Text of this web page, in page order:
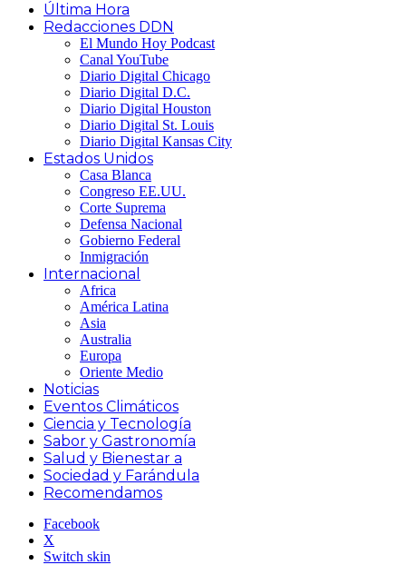
Última Hora
Redacciones DDN
El Mundo Hoy Podcast
Canal YouTube
Diario Digital Chicago
Diario Digital D.C.
Diario Digital Houston
Diario Digital St. Louis
Diario Digital Kansas City
Estados Unidos
Casa Blanca
Congreso EE.UU.
Corte Suprema
Defensa Nacional
Gobierno Federal
Inmigración
Internacional
Africa
América Latina
Asia
Australia
Europa
Oriente Medio
Noticias
Eventos Climáticos
Ciencia y Tecnología
Sabor y Gastronomía
Salud y Bienestar a
Sociedad y Farándula
Recomendamos
Facebook
X
Switch skin